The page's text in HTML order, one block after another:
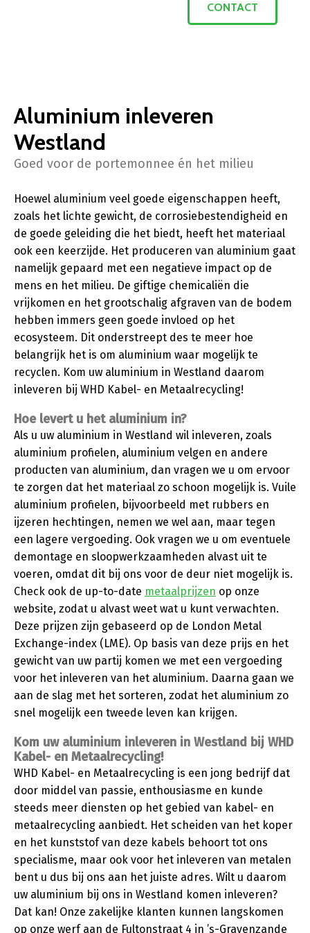
CONTACT
Aluminium inleveren
Westland
Goed voor de portemonnee én het milieu
Hoewel aluminium veel goede eigenschappen heeft,
zoals het lichte gewicht, de corrosiebestendigheid en
de goede geleiding die het biedt, heeft het materiaal
ook een keerzijde. Het produceren van aluminium gaat
namelijk gepaard met een negatieve impact op de
mens en het milieu. De giftige chemicaliën die
vrijkomen en het grootschalig afgraven van de bodem
hebben immers geen goede invloed op het
ecosysteem. Dit onderstreept des te meer hoe
belangrijk het is om aluminium waar mogelijk te
recyclen. Kom uw aluminium in Westland daarom
inleveren bij WHD Kabel- en Metaalrecycling!
Hoe levert u het aluminium in?
Als u uw aluminium in Westland wil inleveren, zoals
aluminium profielen, aluminium velgen en andere
producten van aluminium, dan vragen we u om ervoor
te zorgen dat het materiaal zo schoon mogelijk is. Vuile
aluminium profielen, bijvoorbeeld met rubbers en
ijzeren hechtingen, nemen we wel aan, maar tegen
een lagere vergoeding. Ook vragen we u om eventuele
demontage en sloopwerkzaamheden alvast uit te
voeren, omdat dit bij ons voor de deur niet mogelijk is.
Check ook de up-to-date metaalprijzen op onze
website, zodat u alvast weet wat u kunt verwachten.
Deze prijzen zijn gebaseerd op de London Metal
Exchange-index (LME). Op basis van deze prijs en het
gewicht van uw partij komen we met een vergoeding
voor het inleveren van het aluminium. Daarna gaan we
aan de slag met het sorteren, zodat het aluminium zo
snel mogelijk een tweede leven kan krijgen.
Kom uw aluminium inleveren in Westland bij WHD
Kabel- en Metaalrecycling!
WHD Kabel- en Metaalrecycling is een jong bedrijf dat
door middel van passie, enthousiasme en kunde
steeds meer diensten op het gebied van kabel- en
metaalrecycling aanbiedt. Het scheiden van het koper
en het kunststof van deze kabels behoort tot ons
specialisme, maar ook voor het inleveren van metalen
bent u dus bij ons aan het juiste adres. Wilt u daarom
uw aluminium bij ons in Westland komen inleveren?
Dat kan! Onze zakelijke klanten kunnen langskomen
op onze werf aan de Fultonstraat 4 in ’s-Gravenzande